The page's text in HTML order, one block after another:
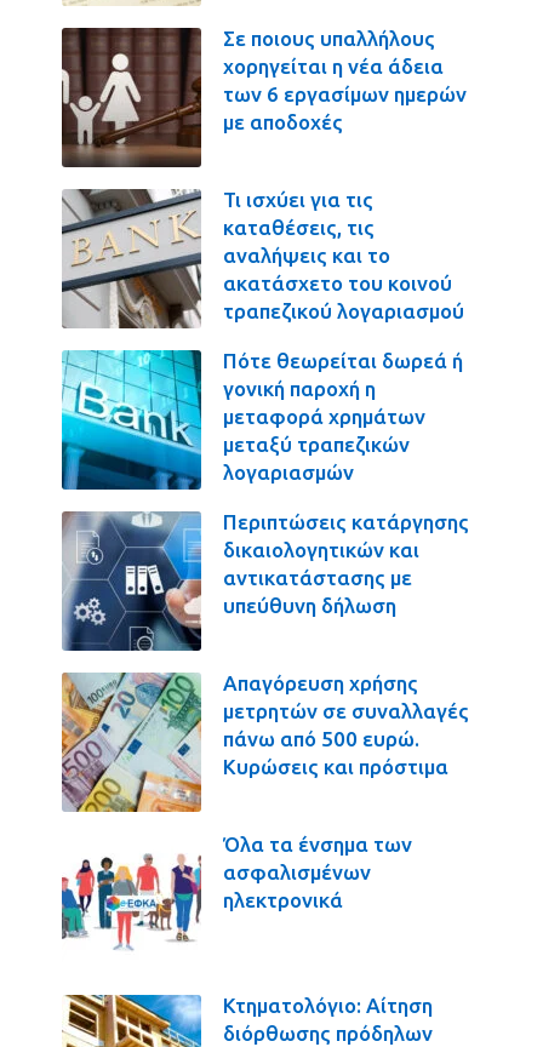
Σε ποιους υπαλλήλους
χορηγείται η νέα άδεια
των 6 εργασίμων ημερών
με αποδοχές
Τι ισχύει για τις
καταθέσεις, τις
αναλήψεις και το
ακατάσχετο του κοινού
τραπεζικού λογαριασμού
Πότε θεωρείται δωρεά ή
γονική παροχή η
μεταφορά χρημάτων
μεταξύ τραπεζικών
λογαριασμών
Περιπτώσεις κατάργησης
δικαιολογητικών και
αντικατάστασης με
υπεύθυνη δήλωση
Απαγόρευση χρήσης
μετρητών σε συναλλαγές
πάνω από 500 ευρώ.
Κυρώσεις και πρόστιμα
Όλα τα ένσημα των
ασφαλισμένων
ηλεκτρονικά
Κτηματολόγιο: Αίτηση
διόρθωσης πρόδηλων